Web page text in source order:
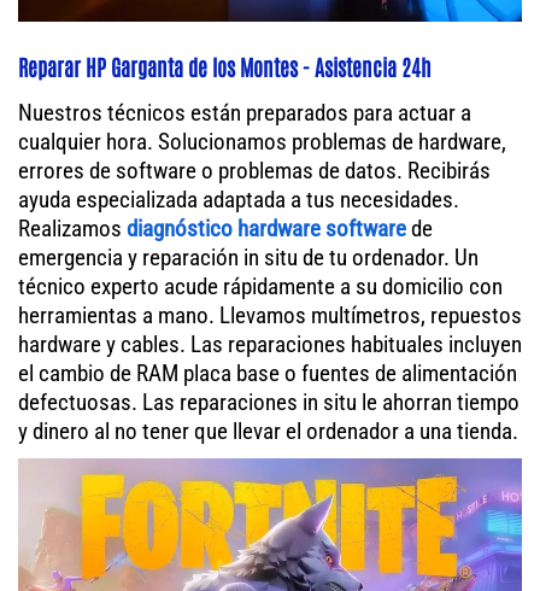
Reparar HP Garganta de los Montes - Asistencia 24h
Nuestros técnicos están preparados para actuar a
cualquier hora. Solucionamos problemas de hardware,
errores de software o problemas de datos. Recibirás
ayuda especializada adaptada a tus necesidades.
Realizamos diagnóstico hardware softwarede
emergencia y reparación in situ de tu ordenador. Un
técnico experto acude rápidamente a su domicilio con
herramientas a mano. Llevamos multímetros, repuestos
hardware y cables. Las reparaciones habituales incluyen
el cambio de RAM placa base o fuentes de alimentación
defectuosas. Las reparaciones in situ le ahorran tiempo
y dinero al no tener que llevar el ordenador a una tienda.